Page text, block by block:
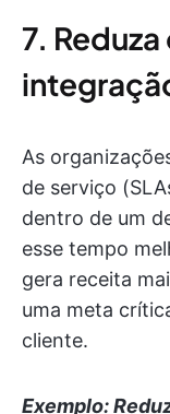
7.
As
de serviço
dentro de um
esse tempo
gera receita
uma meta
cliente.
Exemplo: